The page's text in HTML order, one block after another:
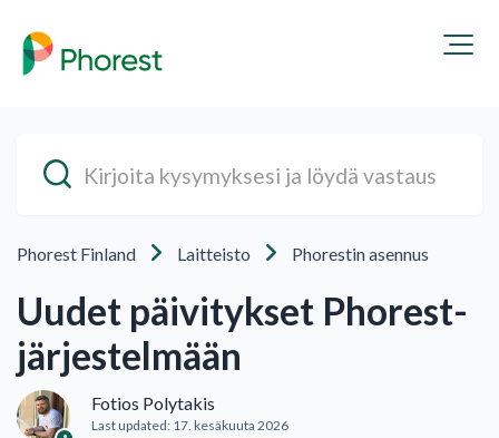
Phorest Finland Laitteisto Phorestin asennus
Uudet päivitykset Phorest-
järjestelmään
Fotios Polytakis
Last updated: 17. kesäkuuta 2026